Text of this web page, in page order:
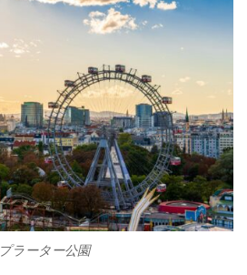
プラーター公園